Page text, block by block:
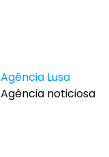
Agência Lusa
Agência noticiosa